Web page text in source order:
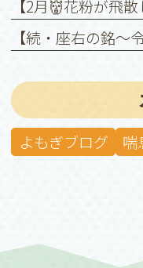
【続・座右の銘〜
よもぎブログ 喘